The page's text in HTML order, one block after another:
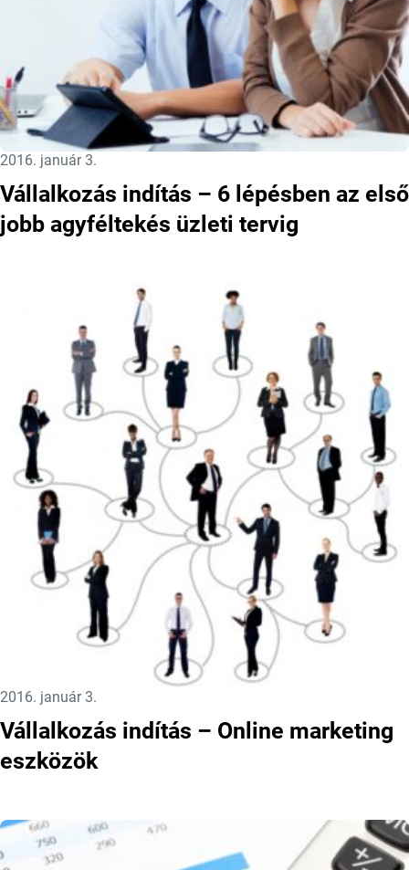
Közzétéve:
2016. január 3.
Vállalkozás indítás – 6 lépésben az első
jobb agyféltekés üzleti tervig
Közzétéve:
2016. január 3.
Vállalkozás indítás – Online marketing
eszközök